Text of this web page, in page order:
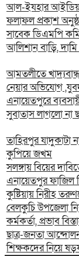
আল-ইযহার
ফলাফল প্রকাশ
সাবেক ডিএমপি
আলিশান বাড়ি, দামি
আমতলীতে
নেয়ার অভিযোগ
এনায়েতপুরে
সুবাতাস লাগলো না
তাহিরপুর যাদুকাটা
কুপিয়ে জখম
সলঙ্গায় বিয়ের
এনায়েতপুর ফাজিল
কুষ্টিয়ায় নিরীহ
বেলকুচি উপজেলা
কর্মকর্তা, প্রভাব
ছাত্র-জনতা
শিক্ষকদের নিয়ে